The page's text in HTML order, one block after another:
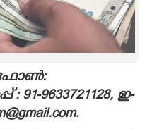
ഫോൺ:
: 91-9633721128, ഇ-